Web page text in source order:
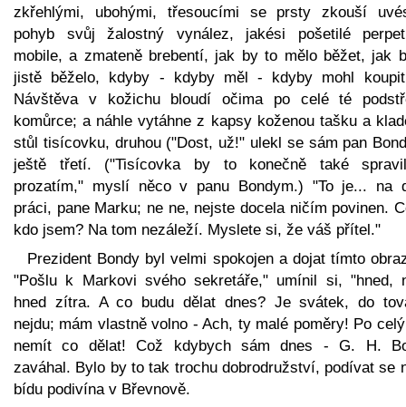
zkřehlými, ubohými, třesoucími se prsty zkouší
pohyb svůj žalostný vynález, jakési pošetilé
mobile, a zmateně brebentí, jak by to mělo běžet, jak
jistě běželo, kdyby - kdyby měl - kdyby mohl
Návštěva v kožichu bloudí očima po celé té
komůrce; a náhle vytáhne z kapsy koženou tašku a
stůl tisícovku, druhou ("Dost, už!" ulekl se sám pan
ještě třetí. ("Tisícovka by to konečně také
prozatím," myslí něco v panu Bondym.) "To je... na
práci, pane Marku; ne ne, nejste docela ničím povinen.
kdo jsem? Na tom nezáleží. Myslete si, že váš přítel."
Prezident Bondy byl velmi spokojen a dojat tímto
"Pošlu k Markovi svého sekretáře," umínil si, "hned,
hned zítra. A co budu dělat dnes? Je svátek, do
nejdu; mám vlastně volno - Ach, ty malé poměry! Po
nemít co dělat! Což kdybych sám dnes - G. H.
zaváhal. Bylo by to tak trochu dobrodružství, podívat se
bídu podivína v Břevnově.